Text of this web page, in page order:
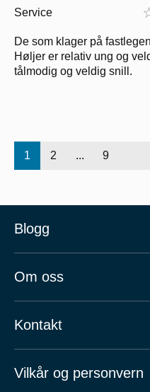
Service
De som klager på
Høljer er relativ ung og
tålmodig og veldig snill.
1 2 ... 9
Blogg
Om oss
Kontakt
Vilkår og personvern